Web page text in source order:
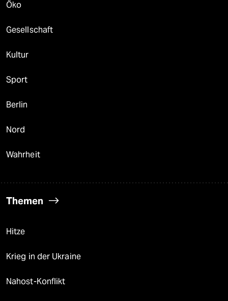
Öko
Gesellschaft
Kultur
Sport
Berlin
Nord
Wahrheit
Themen
Hitze
Krieg in der Ukraine
Nahost-Konflikt